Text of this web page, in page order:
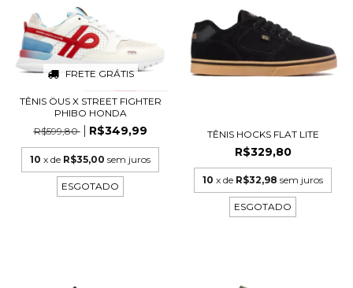
FRETE GRÁTIS
TÊNIS ÖUS X STREET FIGHTER
PHIBO HONDA
R$599,80
R$349,99
10 x de R$35,00 sem juros
ESGOTADO
TÊNIS HOCKS FLAT LITE
R$329,80
10 x de R$32,98 sem juros
ESGOTADO